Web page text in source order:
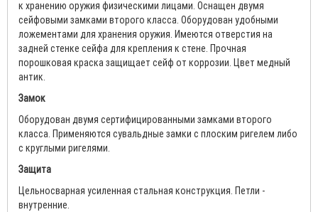
к хранению оружия физическими лицами. Оснащен двумя
сейфовыми замками второго класса. Оборудован удобными
ложементами для хранения оружия. Имеются отверстия на
задней стенке сейфа для крепления к стене. Прочная
порошковая краска защищает сейф от коррозии. Цвет медный
антик.
Замок
Оборудован двумя сертифицированными замками второго
класса. Применяются сувальдные замки с плоским ригелем либо
с круглыми ригелями.
Защита
Цельносварная усиленная стальная конструкция. Петли -
внутренние.